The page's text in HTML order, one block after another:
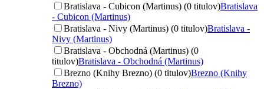
Bratislava - Cubicon (Martinus) (0 titulov)Bratislava
- Cubicon (Martinus)
Bratislava - Nivy (Martinus) (0 titulov)Bratislava -
Nivy (Martinus)
Bratislava - Obchodná (Martinus) (0
titulov)Bratislava - Obchodná (Martinus)
Brezno (Knihy Brezno) (0 titulov)Brezno (Knihy
Brezno)